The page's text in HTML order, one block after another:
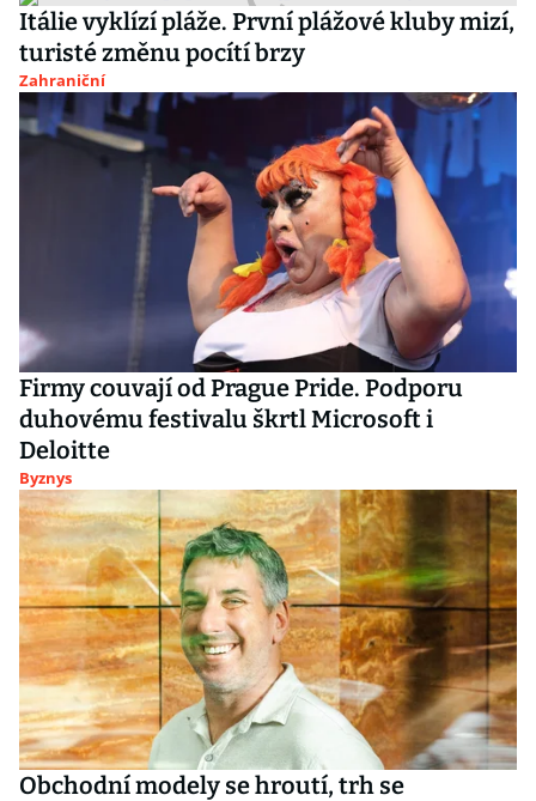
Itálie vyklízí pláže. První plážové kluby mizí,
turisté změnu pocítí brzy
Zahraniční
Firmy couvají od Prague Pride. Podporu
duhovému festivalu škrtl Microsoft i
Deloitte
Byznys
Obchodní modely se hroutí, trh se